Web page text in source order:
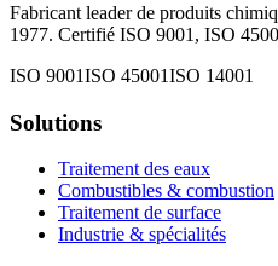
Fabricant leader de produits
1977. Certifié ISO 9001, ISO
ISO 9001ISO 45001ISO 14001
Solutions
Traitement des eaux
Combustibles & combustion
Traitement de surface
Industrie & spécialités